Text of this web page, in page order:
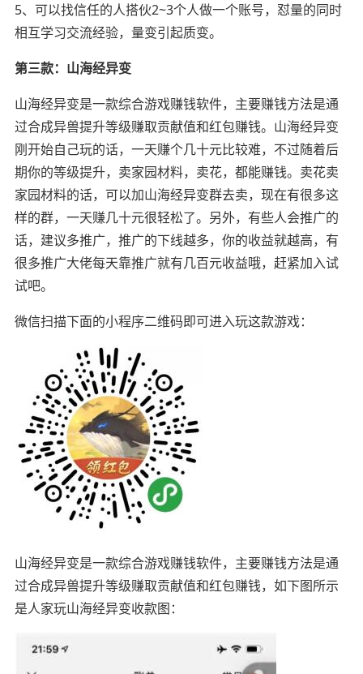
5、可以找信任的人搭伙2~3个人做一个账号，怼量的同时
相互学习交流经验，量变引起质变。
第三款：山海经异变
山海经异变是一款综合游戏赚钱软件，主要赚钱方法是通
过合成异兽提升等级赚取贡献值和红包赚钱。山海经异变
刚开始自己玩的话，一天赚个几十元比较难，不过随着后
期你的等级提升，卖家园材料，卖花，都能赚钱。卖花卖
家园材料的话，可以加山海经异变群去卖，现在有很多这
样的群，一天赚几十元很轻松了。另外，有些人会推广的
话，建议多推广，推广的下线越多，你的收益就越高，有
很多推广大佬每天靠推广就有几百元收益哦，赶紧加入试
试吧。
微信扫描下面的小程序二维码即可进入玩这款游戏：
山海经异变是一款综合游戏赚钱软件，主要赚钱方法是通
过合成异兽提升等级赚取贡献值和红包赚钱，如下图所示
是人家玩山海经异变收款图：